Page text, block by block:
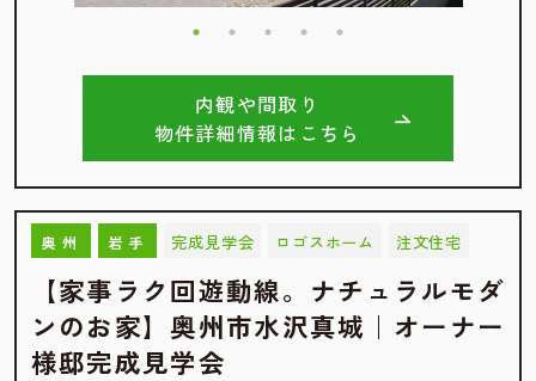
内観や間取り
物件詳細情報はこちら
奥州 岩手 完成見学会 ロゴスホーム 注文住宅
【家事ラク回遊動線。ナチュラルモダ
ンのお家】奥州市水沢真城｜オーナー
様邸完成見学会